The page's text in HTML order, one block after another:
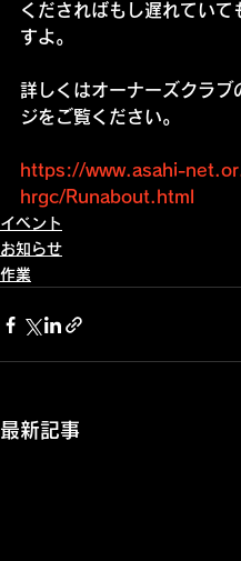
くださればもし遅れていて
すよ。
詳しくはオーナーズクラブ
ジをご覧ください。
https://www.asahi-
hrgc/Runabout.html
イベント
お知らせ
作業
最新記事